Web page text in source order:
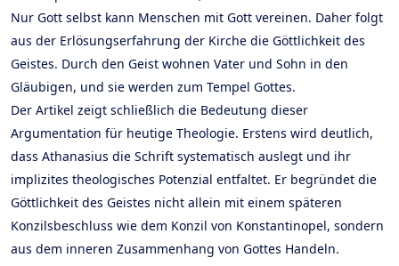
Nur Gott selbst kann Menschen mit Gott vereinen. Daher folgt
aus der Erlösungserfahrung der Kirche die Göttlichkeit des
Geistes. Durch den Geist wohnen Vater und Sohn in den
Gläubigen, und sie werden zum Tempel Gottes.
Der Artikel zeigt schließlich die Bedeutung dieser
Argumentation für heutige Theologie. Erstens wird deutlich,
dass Athanasius die Schrift systematisch auslegt und ihr
implizites theologisches Potenzial entfaltet. Er begründet die
Göttlichkeit des Geistes nicht allein mit einem späteren
Konzilsbeschluss wie dem Konzil von Konstantinopel, sondern
aus dem inneren Zusammenhang von Gottes Handeln.